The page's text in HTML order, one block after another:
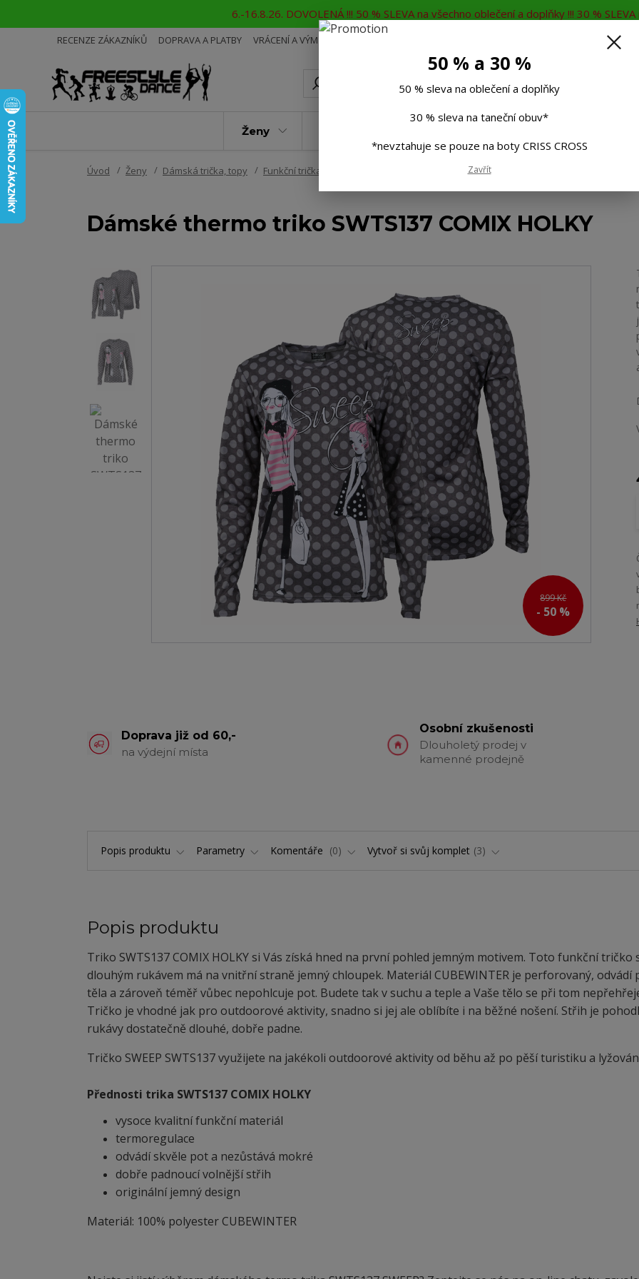
6.-16.8.26. DOVOLENÁ !!! 50 % SLEVA na všechno oblečení a doplňky !!! 30 %
RECENZE ZÁKAZNÍKŮ DOPRAVA A PLATBY VRÁCENÍ A VÝMĚNA Rádi Vám poradíme
Ženy
Úvod Ženy Dámská trička, topy Funkční trička dlouhý rukáv Dámské thermo triko SWTS137 COMIX HOLKY
Dámské thermo triko SWTS137 COMIX HOLKY
899 Kč
- 50 %
Doprava již od 60,-
na výdejní místa
Osobní zkušenosti
Dlouholetý prodej v
kamenné prodejně
Popis produktu Parametry Komentáře 0 Vytvoř si svůj komplet 3
Popis produktu
Triko SWTS137 COMIX HOLKY si Vás získá hned na první pohled jemným motivem. Toto funkční tričko
dlouhým rukávem má na vnitřní straně jemný chloupek. Materiál CUBEWINTER je perforovaný, odvádí
těla a zároveň téměř vůbec nepohlcuje pot. Budete tak v suchu a teple a Vaše tělo se při tom
Tričko je vhodné jak pro outdoorové aktivity, snadno si jej ale oblíbíte i na běžné nošení. Střih je
rukávy dostatečně dlouhé, dobře padne.
Tričko SWEEP SWTS137 využijete na jakékoli outdoorové aktivity od běhu až po pěší turistiku a
Přednosti trika SWTS137 COMIX HOLKY
vysoce kvalitní funkční materiál
termoregulace
odvádí skvěle pot a nezůstává mokré
dobře padnoucí volnější střih
originální jemný design
Materiál: 100% polyester CUBEWINTER
50 % a 30 %
50 % sleva na oblečení a doplňky
30 % sleva na taneční obuv*
*nevztahuje se pouze na boty CRISS CROSS
Zavřít